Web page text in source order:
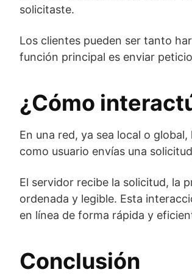
solicitaste.
Los clientes pueden ser tanto
función principal es enviar
¿Cómo
En una red, ya sea local o
como usuario envías una
El servidor recibe la solicitud, la
ordenada y legible. Esta
en línea de forma rápida y
Conclusión